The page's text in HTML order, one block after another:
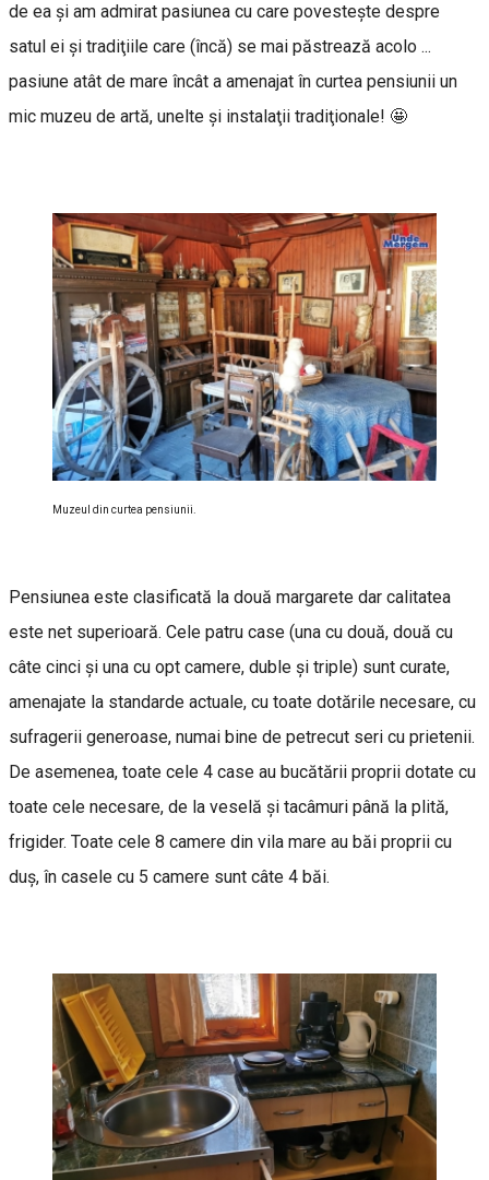
de ea şi am admirat pasiunea cu care povesteşte despre
satul ei şi tradiţiile care (încă) se mai păstrează acolo ...
pasiune atât de mare încât a amenajat în curtea pensiunii un
mic muzeu de artă, unelte şi instalaţii tradiţionale! 🤩
Muzeul din curtea pensiunii.
Pensiunea este clasificată la două margarete dar calitatea
este net superioară. Cele patru case (una cu două, două cu
câte cinci şi una cu opt camere, duble şi triple) sunt curate,
amenajate la standarde actuale, cu toate dotările necesare, cu
sufragerii generoase, numai bine de petrecut seri cu prietenii.
De asemenea, toate cele 4 case au bucătării proprii dotate cu
toate cele necesare, de la veselă şi tacâmuri până la plită,
frigider. Toate cele 8 camere din vila mare au băi proprii cu
duş, în casele cu 5 camere sunt câte 4 băi.